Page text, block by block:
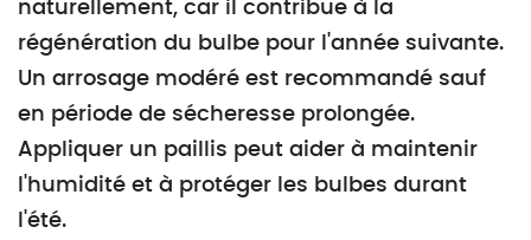
naturellement, car il contribue à la
régénération du bulbe pour l'année suivante.
Un arrosage modéré est recommandé sauf
en période de sécheresse prolongée.
Appliquer un paillis peut aider à maintenir
l'humidité et à protéger les bulbes durant
l'été.